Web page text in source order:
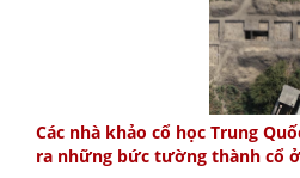
Các nhà khảo cổ học Trung
ra những bức tường thành cổ